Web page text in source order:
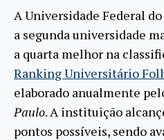
A Universidade Federal
a segunda universidade
a quarta melhor na
Ranking Universitário
elaborado anualmente
Paulo. A instituição
pontos possíveis, sendo